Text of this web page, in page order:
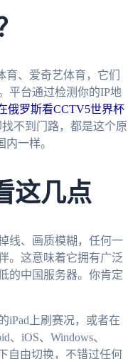
、爱奇艺体育，它们
平台通过检测你的IP地
俄罗斯看CCTV5世界杯
不到门路，都是这个原
一样。
这几点
线、画质模糊，任何一
。这意味着它拥有广泛
的中国服务器。你肯定
iPad上刷赛况，或者在
iOS、Windows、
自由切换，不错过任何